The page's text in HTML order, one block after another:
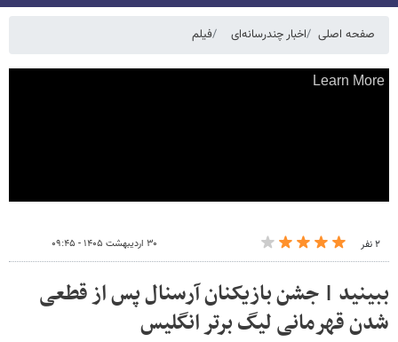
صفحه اصلی اخبار چندرسانه‌ای فیلم
۲ نفر ۳۰ اردیبهشت ۱۴۰۵ - ۰۹:۴۵
ببینید | جشن بازیکنان آرسنال پس از قطعی
شدن قهرمانی لیگ برتر انگلیس